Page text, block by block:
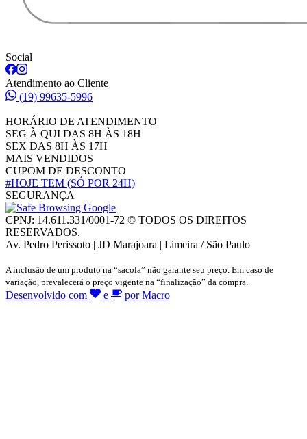
Social
Atendimento ao Cliente
(19) 99635-5996
HORÁRIO DE ATENDIMENTO
SEG À QUI DAS 8H ÀS 18H
SEX DAS 8H ÀS 17H
MAIS VENDIDOS
CUPOM DE DESCONTO
#HOJE TEM (SÓ POR 24H)
SEGURANÇA
CPNJ: 14.611.331/0001-72 © TODOS OS DIREITOS
RESERVADOS.
Av. Pedro Perissoto | JD Marajoara | Limeira / São Paulo
A inclusão de um produto na “sacola” não garante seu preço. Em caso de
variação, prevalecerá o preço vigente na “finalização” da compra.
Desenvolvido com e por Macro